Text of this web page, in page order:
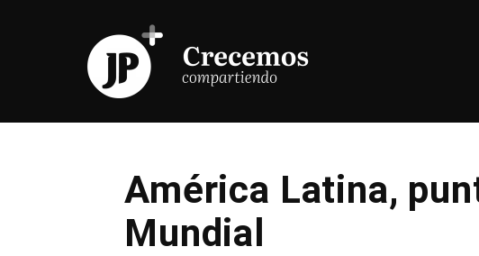
América Latina,
Mundial